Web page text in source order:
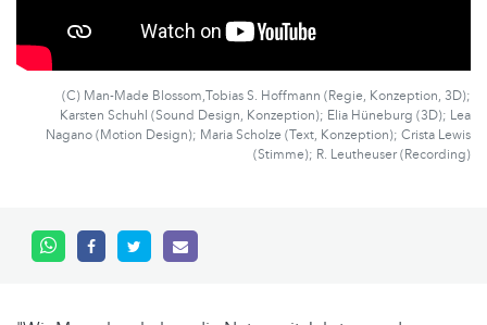
(C) Man-Made Blossom,Tobias S. Hoffmann (Regie, Konzeption, 3D);
Karsten Schuhl (Sound Design, Konzeption); Elia Hüneburg (3D); Lea
Nagano (Motion Design); Maria Scholze (Text, Konzeption); Crista Lewis
(Stimme); R. Leutheuser (Recording)